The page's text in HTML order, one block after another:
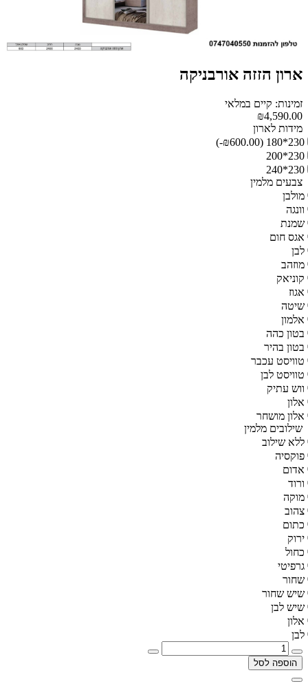
ארון הזזה אורבניקה
זמינות: קיים במלאי
₪4,590.00
מידות לארון
230*180
(₪600.00-)
230*200
230*240
צבעים מלמין
מולבן
וונגה
שמנת
אגס חום
לבן
מוזהב
קוניאק
אגוז
שיטה
אלמון
בטון כהה
בטון בהיר
טוויסט עכבר
טוויסט לבן
ווש עתיק
אלון
אלון מושחר
שילובים מלמין
ללא שילוב
פוקסיה
אדום
ורוד
מוקה
צהוב
כתום
ירוק
כחול
גרפיטי
שחור
שיש שחור
שיש לבן
אלון
לבן
הוספה לסל